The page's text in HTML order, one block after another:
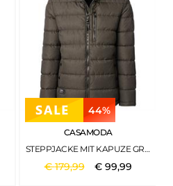
44%
CASAMODA
STEPPJACKE MIT KAPUZE GRÜN
€179,99 € 99,99